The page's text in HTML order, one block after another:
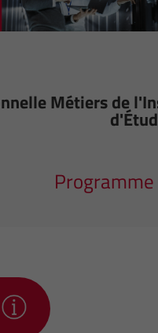
Métiers de
Programme